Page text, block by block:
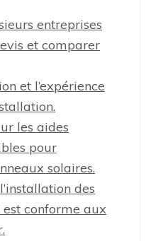
entreprises
et comparer
et l’expérience
les aides
pour
solaires.
des
conforme aux